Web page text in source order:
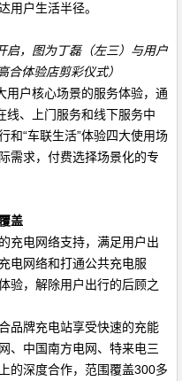
用户生活半径。
启，图为丁磊（左三）与用户
合体验店剪彩仪式）
用户核心场景的服务体验，通
、上门服务和线下服务中
和“车联生活”体验四大使用场
需求，付费选择场景化的专
盖
充电网络支持，满足用户出
电网络和打通公共充电服
验，解除用户出行的后顾之
品牌充电站享受快速的充能
、中国南方电网、特来电三
的深度合作，范围覆盖300多